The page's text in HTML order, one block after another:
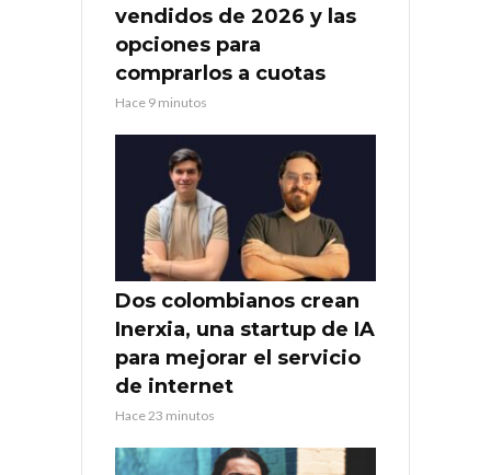
vendidos de 2026 y las
opciones para
comprarlos a cuotas
Hace 9 minutos
Dos colombianos crean
Inerxia, una startup de IA
para mejorar el servicio
de internet
Hace 23 minutos